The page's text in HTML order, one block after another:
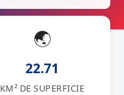
🌏
22.71
KM² DE SUPERFICIE